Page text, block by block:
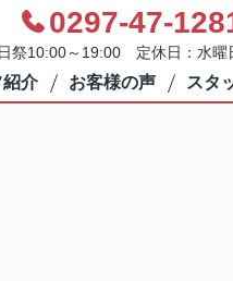
0297-47-
祭10:00～19:00 定休日：水曜
紹介 お客様の声 スタ